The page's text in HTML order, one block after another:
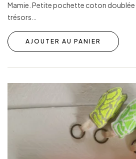
Mamie. Petite pochette coton doublée
trésors…
AJOUTER AU PANIER